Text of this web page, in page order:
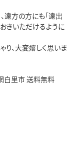
遠方の方にも「遠出
きいただけるように
り、大変嬉しく思いま
白里市 送料無料